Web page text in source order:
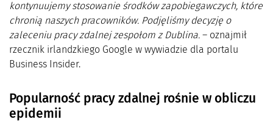
kontynuujemy stosowanie środków zapobiegawczych, które
chronią naszych pracowników. Podjęliśmy decyzję o
zaleceniu pracy zdalnej zespołom z Dublina. – oznajmił
rzecznik irlandzkiego Google w wywiadzie dla portalu
Business Insider.
Popularność pracy zdalnej rośnie w obliczu
epidemii